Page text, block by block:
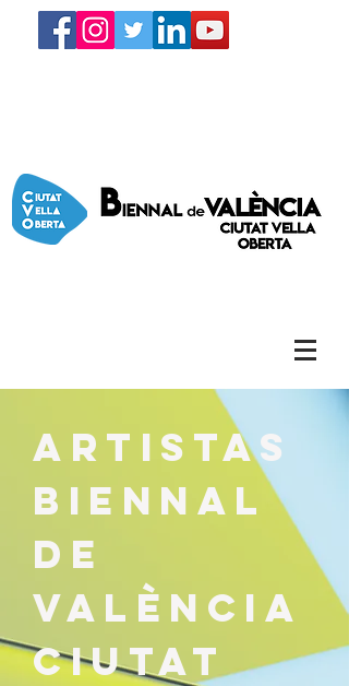
Artistas
BieNNal
de
ValÈncia
Ciutat